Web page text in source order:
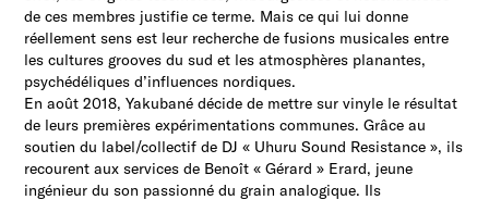
de ces membres justifie ce terme. Mais ce qui lui donne
réellement sens est leur recherche de fusions musicales entre
les cultures grooves du sud et les atmosphères planantes,
psychédéliques d’influences nordiques.
En août 2018, Yakubané décide de mettre sur vinyle le résultat
de leurs premières expérimentations communes. Grâce au
soutien du label/collectif de DJ « Uhuru Sound Resistance », ils
recourent aux services de Benoît « Gérard » Erard, jeune
ingénieur du son passionné du grain analogique. Ils